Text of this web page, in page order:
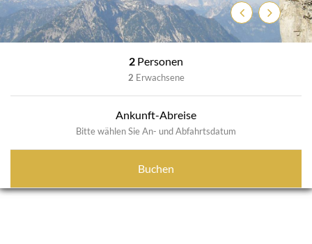
ZurückWeiter
2 Personen
2 Erwachsene
Ankunft-Abreise
Bitte wählen Sie An- und Abfahrtsdatum
Buchen